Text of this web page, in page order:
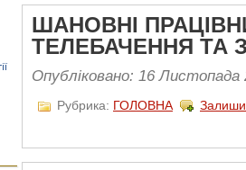
ШАНОВНІ
ТЕЛЕБАЧЕННЯ ТА
Опубліковано: 16 Листопада
Рубрика: ГОЛОВНА